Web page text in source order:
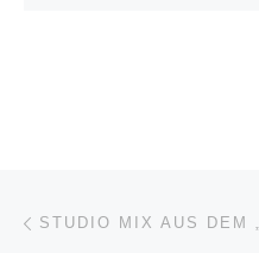
STUDIO MIX AUS DEM